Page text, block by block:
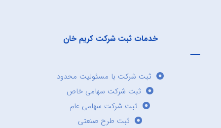
خدمات ثبت شرکت کریم خان
ثبت شرکت با مسئولیت محدود
ثبت شرکت سهامی خاص
ثبت شرکت سهامی عام
ثبت طرح صنعتی